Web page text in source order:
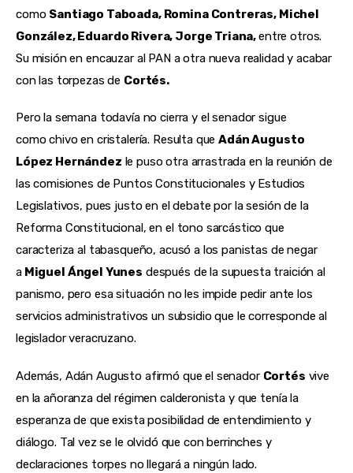
como Santiago Taboada, Romina Contreras, Michel
González, Eduardo Rivera, Jorge Triana,entre otros.
Su misión en encauzar al PAN a otra nueva realidad y acabar
con las torpezas de Cortés.
Pero la semana todavía no cierra y el senador sigue
como chivo en cristalería. Resulta queAdán Augusto
López Hernández le puso otra arrastrada en la reunión de
las comisiones de Puntos Constitucionales y Estudios
Legislativos, pues justo en el debate por la sesión de la
Reforma Constitucional, en el tono sarcástico que
caracteriza al tabasqueño, acusó a los panistas de negar
aMiguel Ángel Yunes después de la supuesta traición al
panismo, pero esa situación no les impide pedir ante los
servicios administrativos un subsidio que le corresponde al
legislador veracruzano.
Además, Adán Augusto afirmó que el senador Cortés vive
en la añoranza del régimen calderonista y que tenía la
esperanza de que exista posibilidad de entendimiento y
diálogo. Tal vez se le olvidó que con berrinches y
declaraciones torpes no llegará a ningún lado.